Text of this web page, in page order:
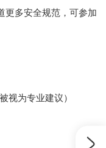
更多安全规范，可参加
视为专业建议）